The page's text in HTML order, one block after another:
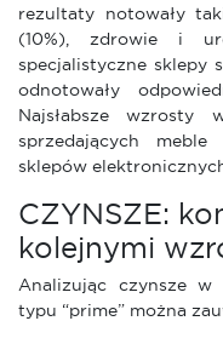
rezultaty notowały
(10%), zdrowie i
specjalistyczne sklepy
odnotowały
Najsłabsze wzrosty
sprzedających
sklepów
CZYNSZE:
kolejnymi
Analizując czynsze w
typu “prime” można